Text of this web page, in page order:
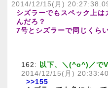
2014/12/15(月)
シズラーでもスペック上
んだろ？
7号とシズラーで同じくら
162: 以下、＼(^o^)／で
2014/12/15(月)
>>155